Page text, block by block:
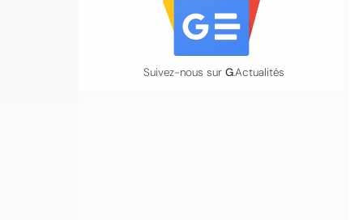
Suivez-nous sur G.Actualités